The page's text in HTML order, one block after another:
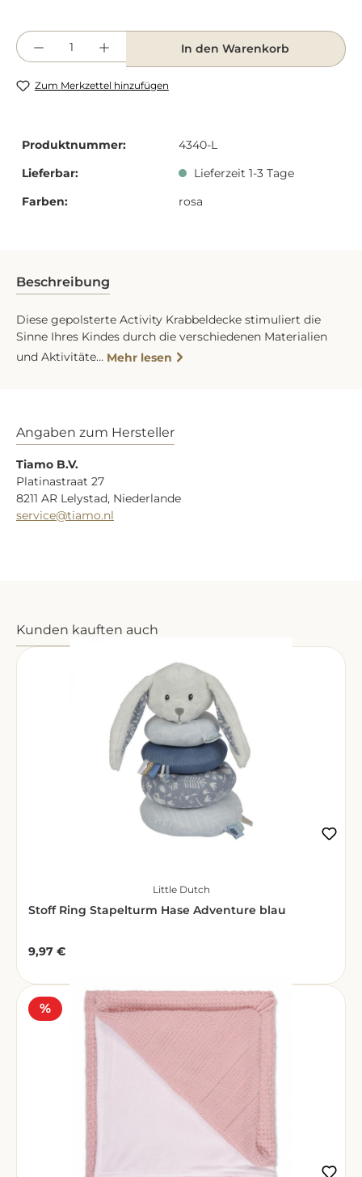
Produkt Anzahl: Gib den gewünschten
In den Warenkorb
Zum Merkzettel hinzufügen
Produktnummer:
4340-L
Lieferbar:
Lieferzeit 1-3 Tage
Farben:
rosa
Beschreibung
Diese gepolsterte Activity Krabbeldecke stimuliert die
Sinne Ihres Kindes durch die verschiedenen Materialien
und Aktivitäte… Mehr lesen
Angaben zum Hersteller
Tiamo B.V.
Platinastraat 27
8211 AR Lelystad, Niederlande
service@tiamo.nl
Produktgalerie überspringen
Kunden kauften auch
Little Dutch
Stoff Ring Stapelturm Hase Adventure blau
Regulärer Preis:
9,97 €
Rabatt
%